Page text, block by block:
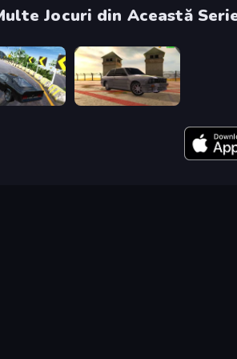
Jocuri din Această
Burnout Drift 2: Hilltop Burnout Drift 3: Seaport Max